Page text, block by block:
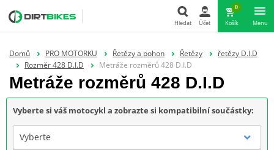
Hledat
Hledat Účet
0
Košík Menu
Domů PRO MOTORKU Řetězy a pohon Řetězy
řetězy D.I.D
Rozměr 428 D.I.D
Metráže rozměrů 428 D.I.D
Metráže rozměrů 428 D.I.D
Vyberte si váš motocykl a zobrazte si kompatibilní součástky:
Vyberte